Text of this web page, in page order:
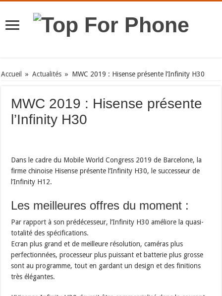
Accueil » Actualités » MWC 2019 : Hisense présente l’Infinity H30
MWC 2019 : Hisense présente
l’Infinity H30
Dans le cadre du Mobile World Congress 2019 de Barcelone, la
firme chinoise Hisense présente l’Infinity H30, le successeur de
l’Infinity H12.
Les meilleures offres du moment :
Par rapport à son prédécesseur, l’Infinity H30 améliore la quasi-
totalité des spécifications.
Ecran plus grand et de meilleure résolution, caméras plus
perfectionnées, processeur plus puissant et batterie plus grosse
sont au programme, tout en gardant un design et des finitions
très élégantes.